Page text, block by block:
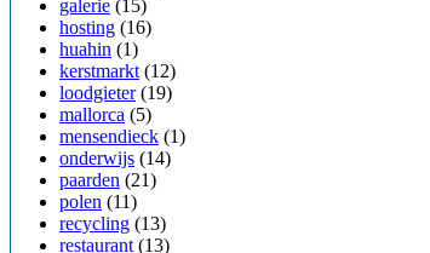
galerie (15)
hosting (16)
huahin (1)
kerstmarkt (12)
loodgieter (19)
mallorca (5)
mensendieck (1)
onderwijs (14)
paarden (21)
polen (11)
recycling (13)
restaurant (13)